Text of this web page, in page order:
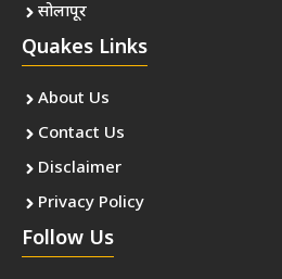
सोलापूर
Quakes Links
About Us
Contact Us
Disclaimer
Privacy Policy
Follow Us